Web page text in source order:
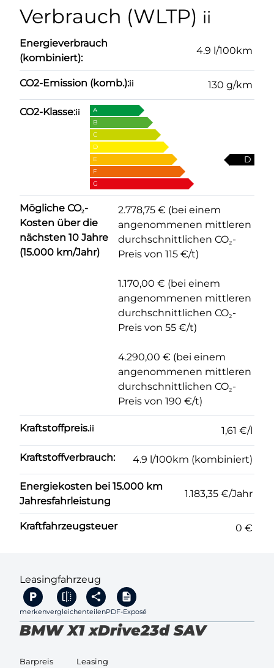
Verbrauch (WLTP) ii
Energieverbrauch
(kombiniert):
4.9 l/100km
CO2-Emission (komb.):ii 130 g/km
CO2-Klasse:ii
A
B
C
D
E
F
G
D
Mögliche CO₂-
Kosten über die
nächsten 10 Jahre
(15.000 km/Jahr)
2.778,75 € (bei einem
angenommenen mittleren
durchschnittlichen CO₂-
Preis von 115 €/t)
1.170,00 € (bei einem
angenommenen mittleren
durchschnittlichen CO₂-
Preis von 55 €/t)
4.290,00 € (bei einem
angenommenen mittleren
durchschnittlichen CO₂-
Preis von 190 €/t)
Kraftstoffpreis.ii 1,61 €/l
Kraftstoffverbrauch: 4.9 l/100km (kombiniert)
Energiekosten bei 15.000 km
Jahresfahrleistung
1.183,35 €/Jahr
Kraftfahrzeugsteuer 0 €
Leasingfahrzeug
merkenvergleichenteilenPDF-Exposé
BMW X1 xDrive23d SAV
Barpreis Leasing